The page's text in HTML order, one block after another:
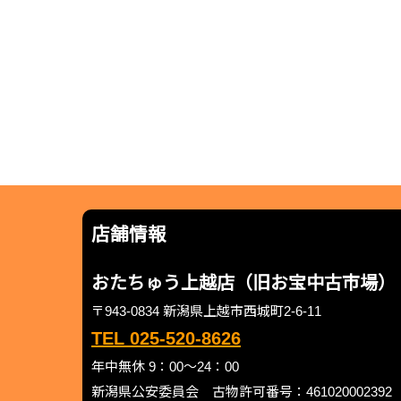
店舗情報
おたちゅう上越店（旧お宝中古市場）
〒943-0834 新潟県上越市西城町2-6-11
TEL 025-520-8626
年中無休 9：00～24：00
新潟県公安委員会 古物許可番号：461020002392